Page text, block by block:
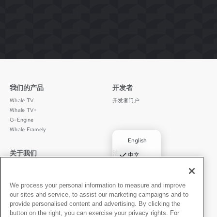
English
✓中文
Português
Español
我们的产品
Whale TV
Whale TV+
G-Engine
Whale Framely
开发者
开发者门户
关于我们
新闻动态
媒体中心
法律声明
京ICP备11012483号-9
We process your personal information to measure and improve
our sites and service, to assist our marketing campaigns and to
provide personalised content and advertising. By clicking the
button on the right, you can exercise your privacy rights. For